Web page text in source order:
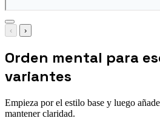
‹ ›
Orden mental para
variantes
Empieza por el estilo base y luego
mantener claridad.